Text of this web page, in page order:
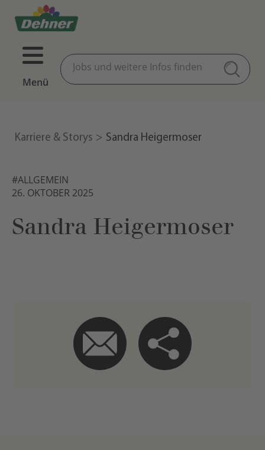
Menü
Karriere & Storys Sandra Heigermoser
#ALLGEMEIN
26. OKTOBER 2025
Sandra Heigermoser